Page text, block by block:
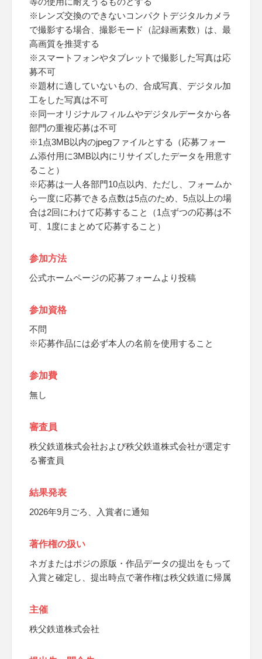
※レンズ交換のできないコンパクトデジタルカメラ
で撮影する場合、撮影モード（記録画素数）は、最
高画質を推奨する
※スマートフォンやタブレットで撮影した写真は応
募不可
※題材に適していないもの、合成写真、デジタル加
工をした写真は不可
※同一オリジナルフィルムやデジタルデータから各
部門の重複応募は不可
※1点3MB以内のjpegファイルとする（応募フォー
ム添付用に3MB以内にリサイズしたデータを用意す
ること）
※応募は一人各部門10点以内、ただし、フォームか
ら一度に応募できる点数は5点のため、5点以上の場
合は2回にわけて応募すること（1点ずつの応募は不
可、1度にまとめて応募すること）
参加方法
公式ホームページの応募フォームより投稿
参加資格
不問
※応募作品には必ず本人の名前を使用すること
参加費
無し
審査員
秩父鉄道株式会社および秩父鉄道株式会社が選定す
る審査員
結果発表
2026年9月ごろ、入賞者に通知
著作権の扱い
ネガまたはポジの原版・作品データの提出をもって
入賞と確定し、提出時点で著作権は秩父鉄道に帰属
主催
秩父鉄道株式会社